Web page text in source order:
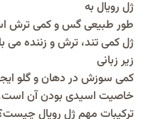
ژل رویال به
طور طبیعی گس و کمی ترش
ژل کمی تند، ترش و زننده
زیر زبانی
کمی سوزش در دهان و گلو
خاصیت اسیدی بودن آن
ترکیبات مهم ژل رویال